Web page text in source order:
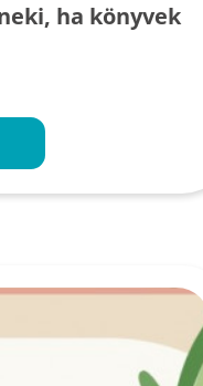
ha könyvek